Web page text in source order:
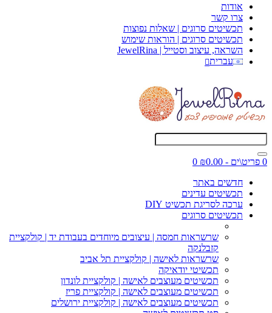
אודות
צרו קשר
תכשיטים סרוגים | שאלות נפוצות
תכשיטים סרוגים | הוראות שימוש
השראה, עיצוב וסטייל | JewelRina
עברית
0 פריט\ים - ₪0.00
0
חדשים באתר
תכשיטים עדינים
ערכה לסריגת תכשיט DIY
תכשיטים סרוגים
שרשראות חמסה | עיצובים מיוחדים בעבודת יד | קולקציית
קזבלנקה
שרשראות לאישה | קולקציית תל אביב
תכשיטי יודאיקה
תכשיטים מעוצבים לאישה | קולקציית לונדון
תכשיטים מעוצבים לאישה | קולקציית פריז
תכשיטים מעוצבים לאישה | קולקציית ירושלים